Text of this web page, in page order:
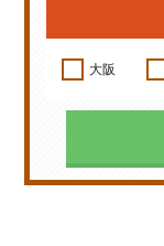
大阪